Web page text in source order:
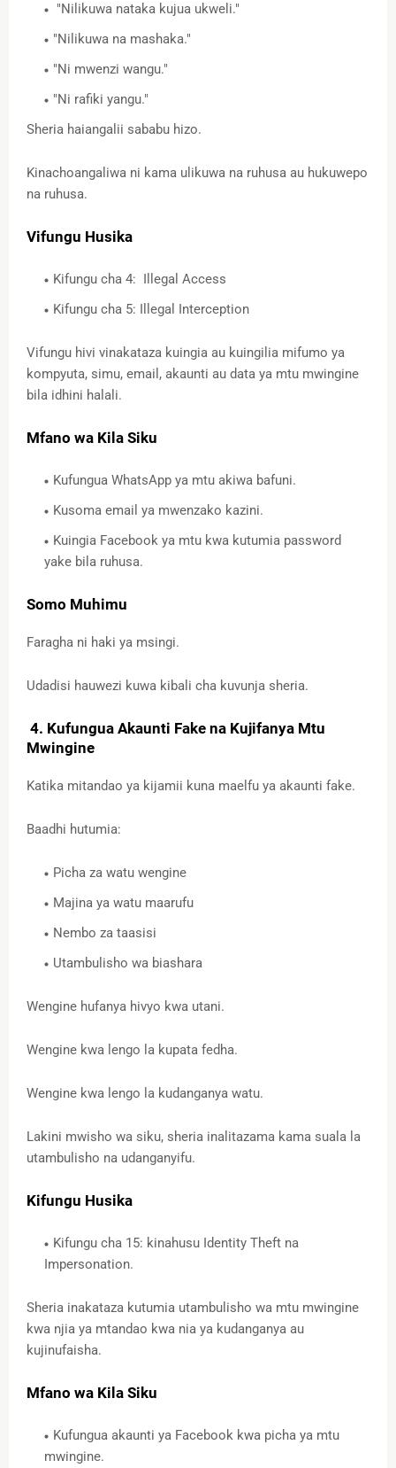
"Nilikuwa nataka kujua ukweli."
"Nilikuwa na mashaka."
"Ni mwenzi wangu."
"Ni rafiki yangu."
Sheria haiangalii sababu hizo.
Kinachoangaliwa ni kama ulikuwa na ruhusa au hukuwepo
na ruhusa.
Vifungu Husika
Kifungu cha 4: Illegal Access
Kifungu cha 5: Illegal Interception
Vifungu hivi vinakataza kuingia au kuingilia mifumo ya
kompyuta, simu, email, akaunti au data ya mtu mwingine
bila idhini halali.
Mfano wa Kila Siku
Kufungua WhatsApp ya mtu akiwa bafuni.
Kusoma email ya mwenzako kazini.
Kuingia Facebook ya mtu kwa kutumia password
yake bila ruhusa.
Somo Muhimu
Faragha ni haki ya msingi.
Udadisi hauwezi kuwa kibali cha kuvunja sheria.
4. Kufungua Akaunti Fake na Kujifanya Mtu
Mwingine
Katika mitandao ya kijamii kuna maelfu ya akaunti fake.
Baadhi hutumia:
Picha za watu wengine
Majina ya watu maarufu
Nembo za taasisi
Utambulisho wa biashara
Wengine hufanya hivyo kwa utani.
Wengine kwa lengo la kupata fedha.
Wengine kwa lengo la kudanganya watu.
Lakini mwisho wa siku, sheria inalitazama kama suala la
utambulisho na udanganyifu.
Kifungu Husika
Kifungu cha 15: kinahusu Identity Theft na
Impersonation.
Sheria inakataza kutumia utambulisho wa mtu mwingine
kwa njia ya mtandao kwa nia ya kudanganya au
kujinufaisha.
Mfano wa Kila Siku
Kufungua akaunti ya Facebook kwa picha ya mtu
mwingine.